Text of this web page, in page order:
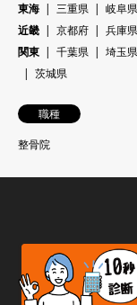
東海
三重県 岐阜県
近畿
京都府 兵庫県
関東
千葉県 埼玉県
茨城県
職種
整骨院